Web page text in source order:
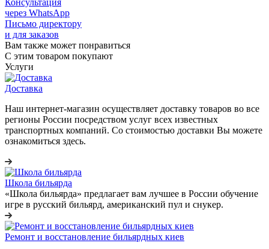
через WhatsApp
Письмо директору
и для заказов
Вам также может понравиться
С этим товаром покупают
Услуги
Доставка
Наш интернет-магазин осуществляет доставку товаров во все
регионы России посредством услуг всех известных
транспортных компаний. Со стоимостью доставки Вы можете
ознакомиться здесь.
Школа бильярда
«Школа бильярда» предлагает вам лучшее в России обучение
игре в русский бильярд, американский пул и снукер.
Ремонт и восстановление бильярдных киев